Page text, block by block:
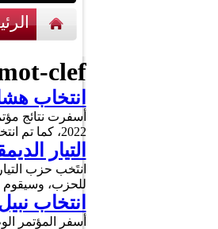
أخبار
clef :
انتخاب
أسفرت نتائج
2022، كما تم انتخاب وسيم الحمادي منسقا عاما للحزب. واختتم حزب التيار الديمقراطي أشغال مؤتمره …
التيار
للحزب، وسيقوم
انتخاب
أسفر المؤتمر